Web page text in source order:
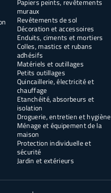
Papiers peints, revêtements
muraux
Revêtements de sol
Décoration et accessoires
Enduits, ciments et mortiers
Colles, mastics et rubans
adhésifs
Matériels et outillages
Petits outillages
Quincaillerie, électricité et
chauffage
Etanchéité, absorbeurs et
isolation
Droguerie, entretien et hygiène
Ménage et équipement de la
maison
Protection individuelle et
sécurité
Jardin et extérieurs